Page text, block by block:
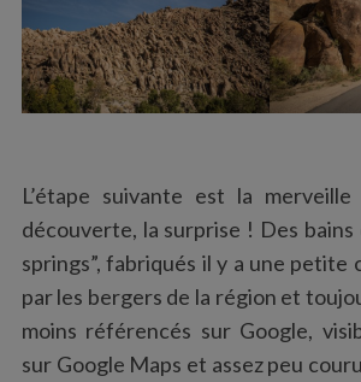
L’étape suivante est la
découverte, la surprise ! Des bains
springs”, fabriqués il y a une petite
par les bergers de la région et
moins référencés sur Google,
sur Google Maps et assez peu